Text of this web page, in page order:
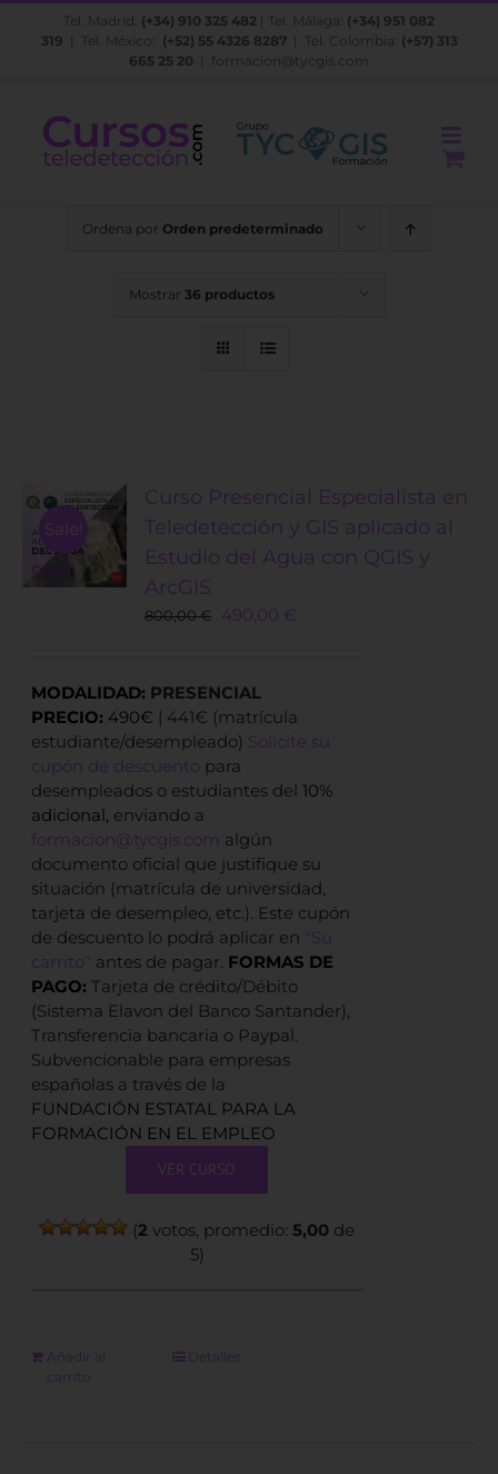
Saltar
Tel. Madrid: (+34) 910 325 482 | Tel. Málaga: (+34) 951 082
319 | Tel. México: (+52) 55 4326 8287| Tel. Colombia: (+57) 313
665 25 20
formacion@tycgis.com
Ordena por Orden predeterminado
Mostrar 36 productos
Sale!
Curso Presencial Especialista en
Teledetección y GIS aplicado al
Estudio del Agua con QGIS y
ArcGIS
800,00€
Original
800,00 €.
490,00 €
MODALIDAD: PRESENCIAL
PRECIO: 490€ | 441€ (matrícula
estudiante/desempleado) Solicite su
cupón de descuento para
desempleados o estudiantes del 10%
adicional, enviando a
formacion@tycgis.com algún
documento oficial que justifique su
situación (matrícula de universidad,
tarjeta de desempleo, etc.). Este cupón
de descuento lo podrá aplicar en "Su
carrito" antes de pagar. FORMAS DE
PAGO: Tarjeta de crédito/Débito
(Sistema Elavon del Banco Santander),
Transferencia bancaria o Paypal.
Subvencionable para empresas
españolas a través de la
FUNDACIÓN ESTATAL PARA LA
FORMACIÓN EN EL EMPLEO
VER CURSO
(2 votos, promedio:5,00 de
5)
Añadir al
carrito
Detalles